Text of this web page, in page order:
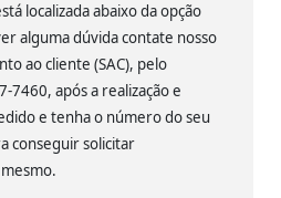
localizada abaixo da opção
alguma dúvida contate nosso
ao cliente (SAC), pelo
7460, após a realização e
e tenha o número do seu
conseguir solicitar